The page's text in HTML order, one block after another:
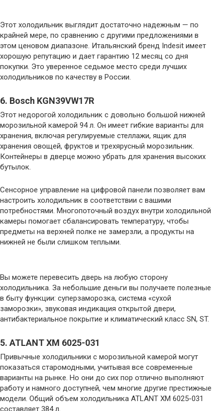
Этот холодильник выглядит достаточно надежным — по
крайней мере, по сравнению с другими предложениями в
этом ценовом диапазоне. Итальянский бренд Indesit имеет
хорошую репутацию и дает гарантию 12 месяц со дня
покупки. Это уверенное седьмое место среди лучших
холодильников по качеству в России.
6. Bosch KGN39VW17R
Этот недорогой холодильник с довольно большой нижней
морозильной камерой 94 л. Он имеет гибкие варианты для
хранения, включая регулируемые стеллажи, ящик для
хранения овощей, фруктов и трехярусный морозильник.
Контейнеры в дверце можно убрать для хранения высоких
бутылок.
Сенсорное управление на цифровой панели позволяет вам
настроить холодильник в соответствии с вашими
потребностями. Многопоточный воздух внутри холодильной
камеры помогает сбалансировать температуру, чтобы
предметы на верхней полке не замерзли, а продукты на
нижней не были слишком теплыми.
Вы можете перевесить дверь на любую сторону
холодильника. За небольшие деньги вы получаете полезные
в быту функции: суперзаморозка, система «сухой
заморозки», звуковая индикация открытой двери,
антибактериальное покрытие и климатический класс SN, ST.
5. ATLANT ХМ 6025-031
Привычные холодильники с морозильной камерой могут
показаться старомодными, учитывая все современные
варианты на рынке. Но они до сих пор отлично выполняют
работу и намного доступней, чем многие другие престижные
модели. Общий объем холодильника ATLANT ХМ 6025-031
составляет 384 л.